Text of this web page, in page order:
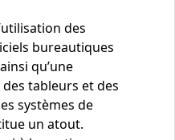
des
bureautiques
qu’une
tableurs et des
systèmes de
un atout.